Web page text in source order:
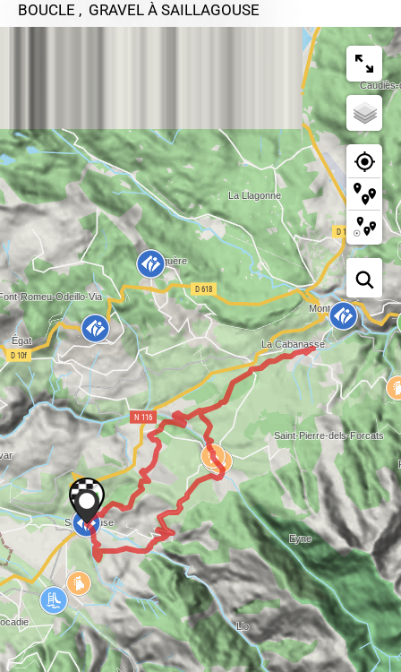
BOUCLE , GRAVEL À SAILLAGOUSE